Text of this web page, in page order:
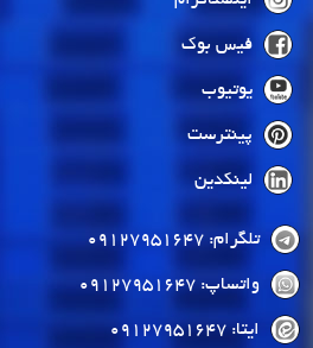
فیس بوک
یوتیوب
پینترست
لینکدین
تلگرام: 09127951647
واتساپ: 09127951647
ایتا: 09127951647